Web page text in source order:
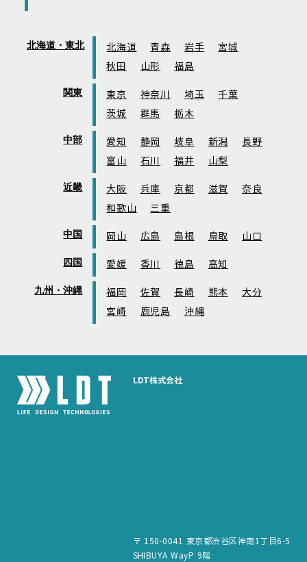
北海道・東北 北海道 青森 岩手
宮城
秋田
山形 福島
関東 東京 神奈川 埼玉
千葉
茨城
群馬 栃木
中部 愛知 静岡 岐阜 新潟
長野
富山
石川 福井 山梨
近畿 大阪 兵庫 京都 滋賀
奈良
和歌山
三重
中国 岡山 広島 島根 鳥取 山口
四国 愛媛 香川 徳島 高知
九州・沖縄 福岡 佐賀 長崎 熊本
大分
宮崎
鹿児島 沖縄
LDT株式会社
〒 150-0041 東京都渋谷区神南1丁目6-5
SHIBUYA WayP 9階